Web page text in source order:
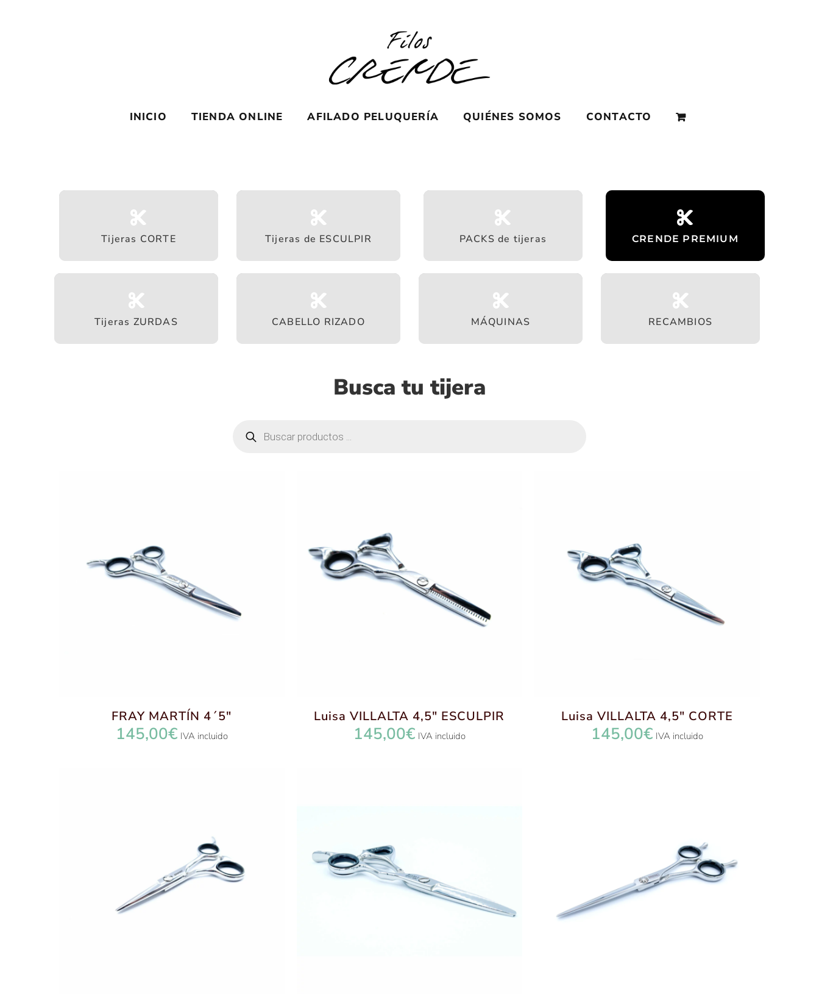
INICIO TIENDA ONLINE AFILADO PELUQUERÍA QUIÉNES SOMOS CONTACTO
Tijeras CORTE Tijeras de ESCULPIR PACKS de tijeras CRENDE PREMIUM
Tijeras ZURDAS CABELLO RIZADO MÁQUINAS RECAMBIOS
Busca tu tijera
productos
FRAY MARTÍN 4´5″
145,00€ IVA incluido
Luisa VILLALTA 4,5″ ESCULPIR
145,00€ IVA incluido
Luisa VILLALTA 4,5″ CORTE
145,00€ IVA incluido